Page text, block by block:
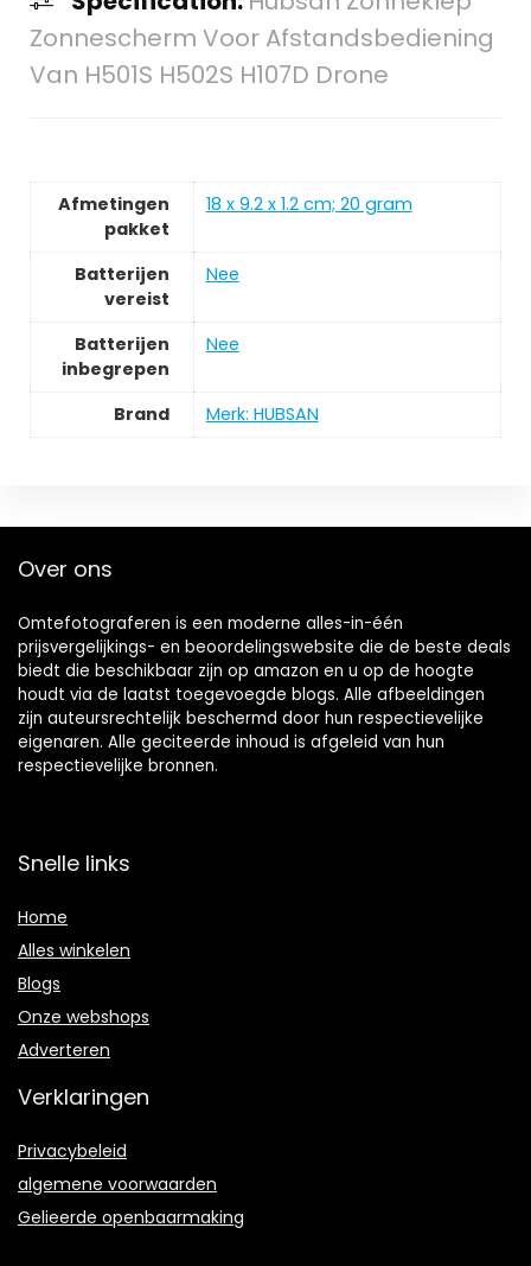
Zonnescherm Voor Afstandsbediening
Van H501S H502S H107D Drone
Afmetingen
pakket
‎18 x 9.2 x 1.2 cm; 20 gram
Batterijen
vereist
‎Nee
Batterijen
inbegrepen
‎Nee
Brand Merk: HUBSAN
Over ons
Omtefotograferen is een moderne alles-in-één
prijsvergelijkings- en beoordelingswebsite die de beste deals
biedt die beschikbaar zijn op amazon en u op de hoogte
houdt via de laatst toegevoegde blogs. Alle afbeeldingen
zijn auteursrechtelijk beschermd door hun respectievelijke
eigenaren. Alle geciteerde inhoud is afgeleid van hun
respectievelijke bronnen.
Snelle links
Home
Alles winkelen
Blogs
Onze webshops
Adverteren
Verklaringen
Privacybeleid
algemene voorwaarden
Gelieerde openbaarmaking